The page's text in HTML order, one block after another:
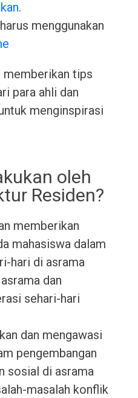
.
menggunakan
memberikan tips
para ahli dan
menginspirasi
oleh
Residen?
memberikan
mahasiswa dalam
hari di asrama
dan
sehari-hari
dan mengawasi
pengembangan
sosial di asrama
masalah konflik